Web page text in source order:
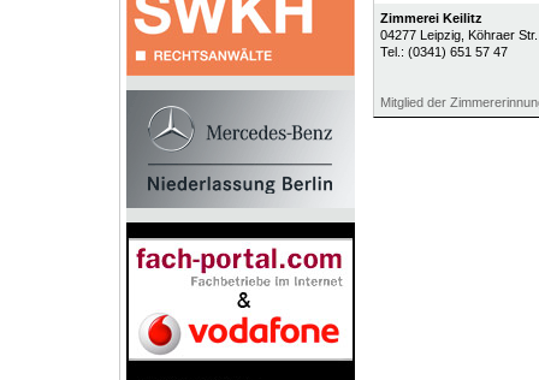
Zimmerei Keilitz
04277 Leipzig, Köhraer
Tel.: (0341) 651 57 47
Mitglied der